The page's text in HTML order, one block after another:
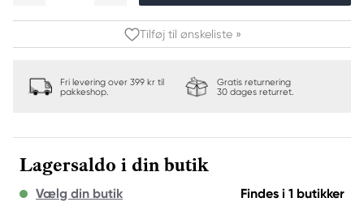
Tilføj til ønskeliste »
Fri levering over 399 kr til
pakkeshop.
Gratis returnering
30 dages returret.
Lagersaldo i din butik
Vælg din butik Findes i 1 butikker